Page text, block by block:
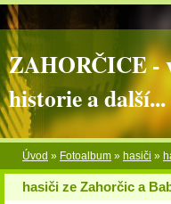
ZAHORČICE -
historie a další...
Úvod » Fotoalbum » hasiči »
hasiči ze Zahorčic a